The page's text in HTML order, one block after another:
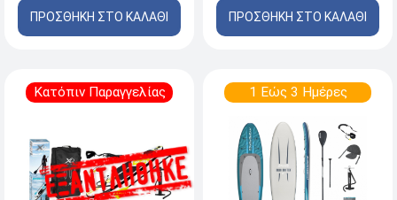
ΠΡΟΣΘΗΚΗ ΣΤΟ ΚΑΛΑΘΙ ΠΡΟΣΘΗΚΗ ΣΤΟ ΚΑΛΑΘΙ
Κατόπιν Παραγγελίας 1 Εώς 3 Ημέρες